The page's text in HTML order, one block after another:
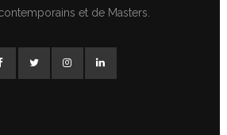
et de Masters.